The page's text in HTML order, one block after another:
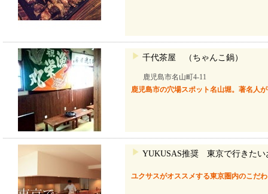
千代茶屋 （ちゃんこ鍋）
鹿児島市名山町4-11
鹿児島市の穴場スポット名山堀。著名人
YUKUSAS推奨 東京で行きたい
ユクサスがオススメする東京圏内のこだ